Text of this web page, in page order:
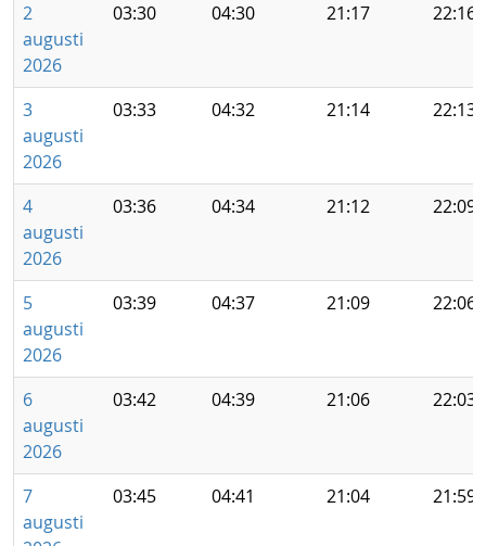
2
augusti
2026
03:30 04:30 21:17 22:16
3
augusti
2026
03:33 04:32 21:14 22:13
4
augusti
2026
03:36 04:34 21:12 22:09
5
augusti
2026
03:39 04:37 21:09 22:06
6
augusti
2026
03:42 04:39 21:06 22:03
7
augusti
03:45 04:41 21:04 21:59